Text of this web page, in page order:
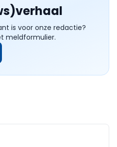
is voor onze redactie?
meldformulier.